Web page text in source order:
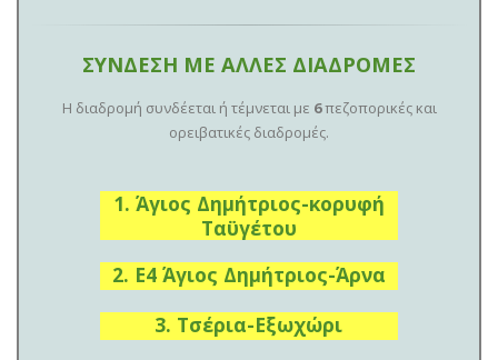
ΣΥΝΔΕΣΗ ΜΕ ΑΛΛΕΣ ΔΙΑΔΡΟΜΕΣ
Η διαδρομή συνδέεται ή τέμνεται με 6πεζοπορικές και
ορειβατικές διαδρομές.
1. Άγιος Δημήτριος-κορυφή
Ταϋγέτου
2. E4 Άγιος Δημήτριος-Άρνα
3. Τσέρια-Εξωχώρι